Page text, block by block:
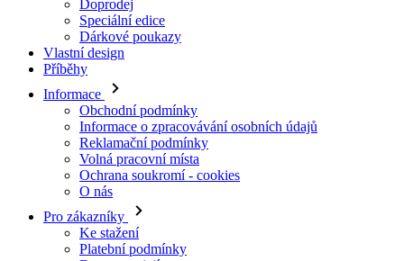
Informace
Obchodní podmínky
Informace o zpracovávání osobních údajů
Reklamační podmínky
Volná pracovní místa
Ochrana soukromí - cookies
O nás
Pro zákazníky
Ke stažení
Platební podmínky
Doprava a její ceny
Nejčastější dotazy
Velikostní tabulky
Kontakty
Vrácení zboží